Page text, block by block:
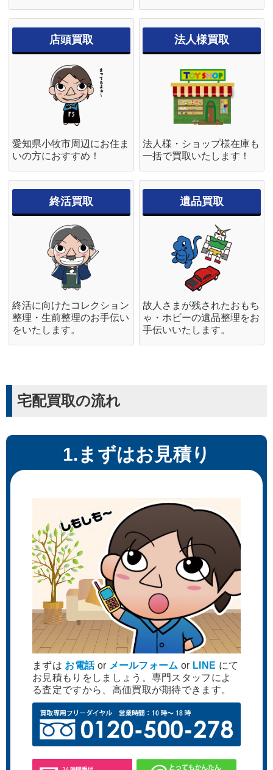
店頭買取
愛知県小牧市周辺にお住ま
いの方におすすめ！
法人様買取
法人様・ショップ様在庫も
一括で買取いたします！
終活買取
終活に向けたコレクション
整理・生前整理のお手伝い
をいたします。
遺品買取
故人さまが残されたおもち
ゃ・ホビーの遺品整理をお
手伝いいたします。
宅配買取の流れ
1.まずはお見積り
まずは お電話or メールフォーム or LINE にて
お見積もりをしましょう。専門スタッフによ
る査定ですから、高価買取が期待できます。